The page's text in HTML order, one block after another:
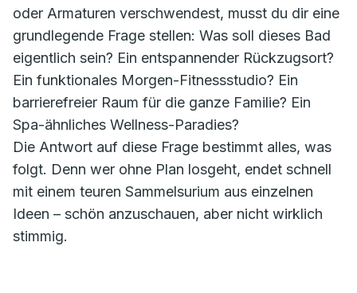
oder Armaturen verschwendest, musst du dir eine
grundlegende Frage stellen: Was soll dieses Bad
eigentlich sein? Ein entspannender Rückzugsort?
Ein funktionales Morgen-Fitnessstudio? Ein
barrierefreier Raum für die ganze Familie? Ein
Spa-ähnliches Wellness-Paradies?
Die Antwort auf diese Frage bestimmt alles, was
folgt. Denn wer ohne Plan losgeht, endet schnell
mit einem teuren Sammelsurium aus einzelnen
Ideen – schön anzuschauen, aber nicht wirklich
stimmig.